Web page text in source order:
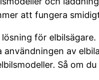
att fungera
för
av
Så om